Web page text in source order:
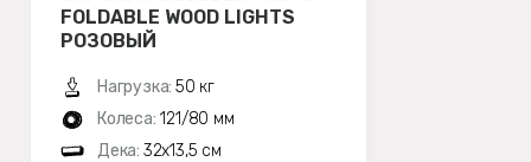
FOLDABLE WOOD LIGHTS
РОЗОВЫЙ
Нагрузка: 50 кг
Колеса: 121/80 мм
Дека: 32х13,5 см